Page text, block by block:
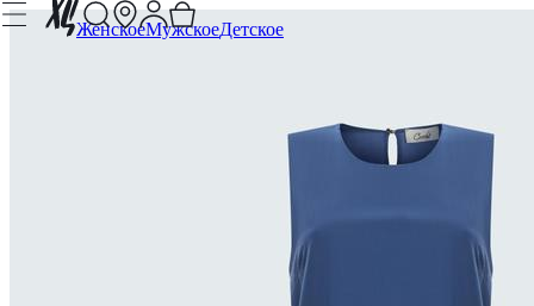
ЖенскоеМужскоеДетское